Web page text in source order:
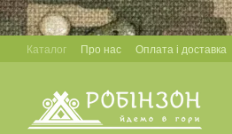
Перейти до основного контенту
Каталог Про нас Оплата і доставка